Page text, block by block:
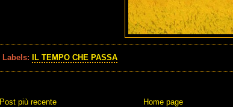
Labels: IL TEMPO CHE PASSA
Post più recente Home page